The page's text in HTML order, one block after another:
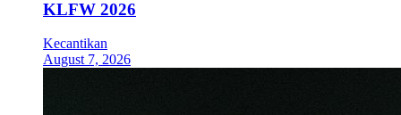
KLFW 2026
Kecantikan
August 7, 2026